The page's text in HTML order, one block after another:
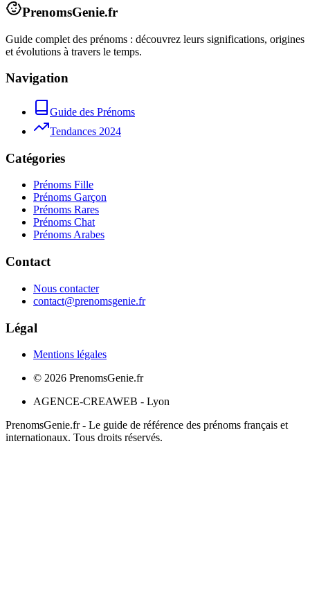
PrenomsGenie.fr
Guide complet des prénoms : découvrez leurs significations, origines
et évolutions à travers le temps.
Navigation
Guide des Prénoms
Tendances 2024
Catégories
Prénoms Fille
Prénoms Garçon
Prénoms Rares
Prénoms Chat
Prénoms Arabes
Contact
Nous contacter
contact@prenomsgenie.fr
Légal
Mentions légales
© 2026 PrenomsGenie.fr
AGENCE-CREAWEB - Lyon
PrenomsGenie.fr - Le guide de référence des prénoms français et
internationaux. Tous droits réservés.